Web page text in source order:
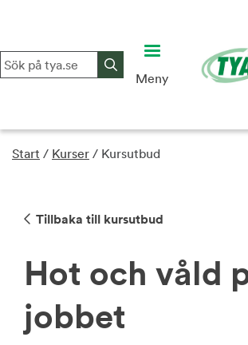
content
Meny
Start / Kurser / Kursutbud
Tillbaka till kursutbud
Hot och våld
jobbet